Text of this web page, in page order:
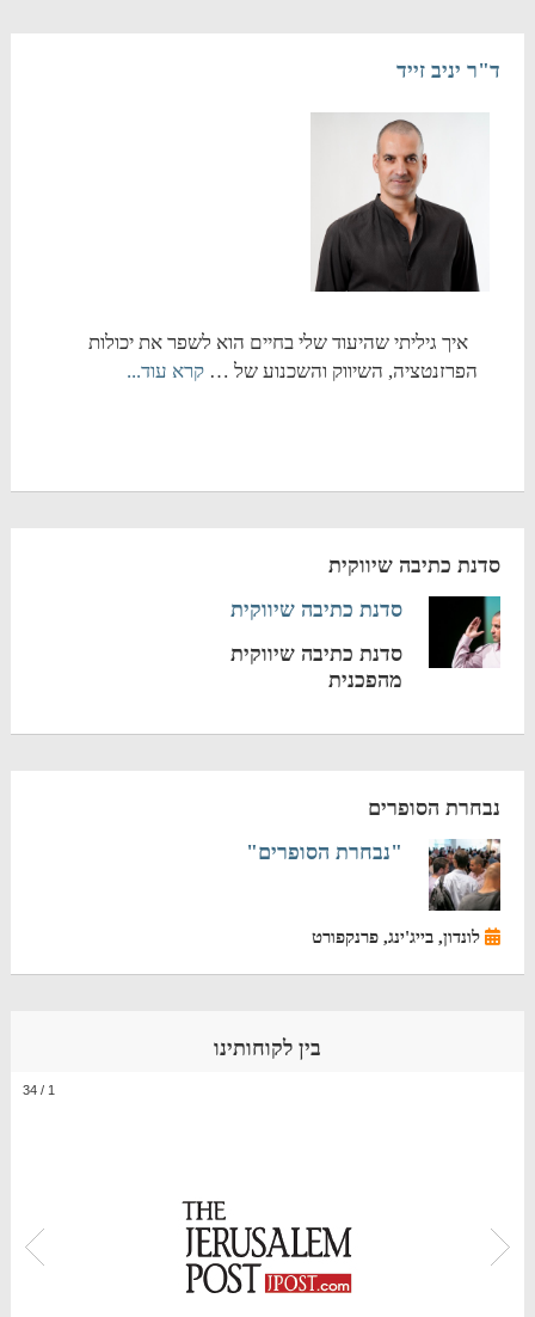
ד"ר יניב זייד
איך גיליתי שהיעוד שלי בחיים הוא לשפר את יכולות
הפרזנטציה, השיווק והשכנוע של … קרא עוד...
סדנת כתיבה שיווקית
סדנת כתיבה שיווקית
סדנת כתיבה שיווקית
מהפכנית
נבחרת הסופרים
"נבחרת הסופרים"
לונדון, בייג'ינג, פרנקפורט
בין לקוחותינו
1
/
34